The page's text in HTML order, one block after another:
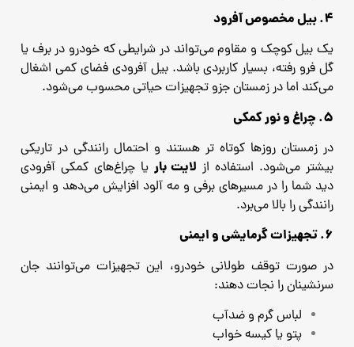
۴. بیل مخصوص آفرود
یک بیل کوچک و مقاوم می‌تواند در شرایطی که خودرو در برف یا
گل فرو رفته، بسیار کاربردی باشد. بیل آفرودی فضای کمی اشغال
می‌کند اما در زمستان جزو تجهیزات حیاتی محسوب می‌شود.
۵. چراغ و نور کمکی
در زمستان روزها کوتاه ‌تر هستند و احتمال رانندگی در تاریکی
بیشتر می‌شود. استفاده از لایت ‌بار یا چراغ‌های کمکی آفرودی
دید شما را در مسیرهای برفی و مه‌ آلود افزایش می‌دهد و ایمنی
رانندگی را بالا می‌برد.
۶. تجهیزات گرمایشی و ایمنی
در صورت توقف طولانی خودرو، این تجهیزات می‌توانند جان
سرنشینان را نجات دهند:
لباس گرم و ضدآب
پتو یا کیسه خواب